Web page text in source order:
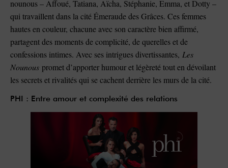
nounous – Affoué, Tatiana, Aïcha, Stéphanie, Emma, et Dotty –
qui travaillent dans la cité Émeraude des Grâces. Ces femmes
hautes en couleur, chacune avec son caractère bien affirmé,
partagent des moments de complicité, de querelles et de
confessions intimes. Avec ses intrigues divertissantes, Les
Nounous promet d’apporter humour et légèreté tout en dévoilant
les secrets et rivalités qui se cachent derrière les murs de la cité.
PHI : Entre amour et complexité des relations